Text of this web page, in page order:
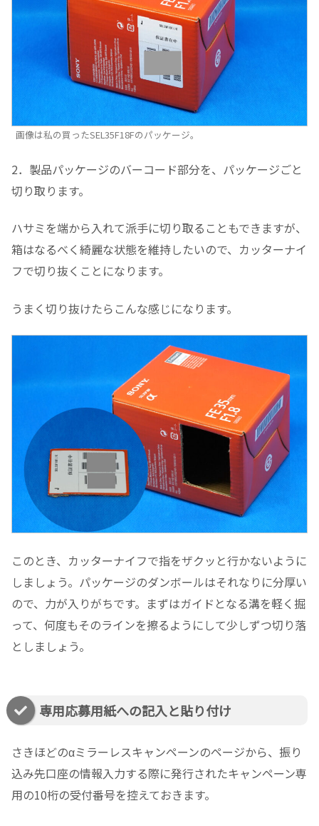
画像は私の買ったSEL35F18Fのパッケージ。
2．製品パッケージのバーコード部分を、パッケージごと
切り取ります。
ハサミを端から入れて派手に切り取ることもできますが、
箱はなるべく綺麗な状態を維持したいので、カッターナイ
フで切り抜くことになります。
うまく切り抜けたらこんな感じになります。
このとき、カッターナイフで指をザクッと行かないように
しましょう。パッケージのダンボールはそれなりに分厚い
ので、力が入りがちです。まずはガイドとなる溝を軽く掘
って、何度もそのラインを擦るようにして少しずつ切り落
としましょう。
専用応募用紙への記入と貼り付け
さきほどのαミラーレスキャンペーンのページから、振り
込み先口座の情報入力する際に発行されたキャンペーン専
用の10桁の受付番号を控えておきます。